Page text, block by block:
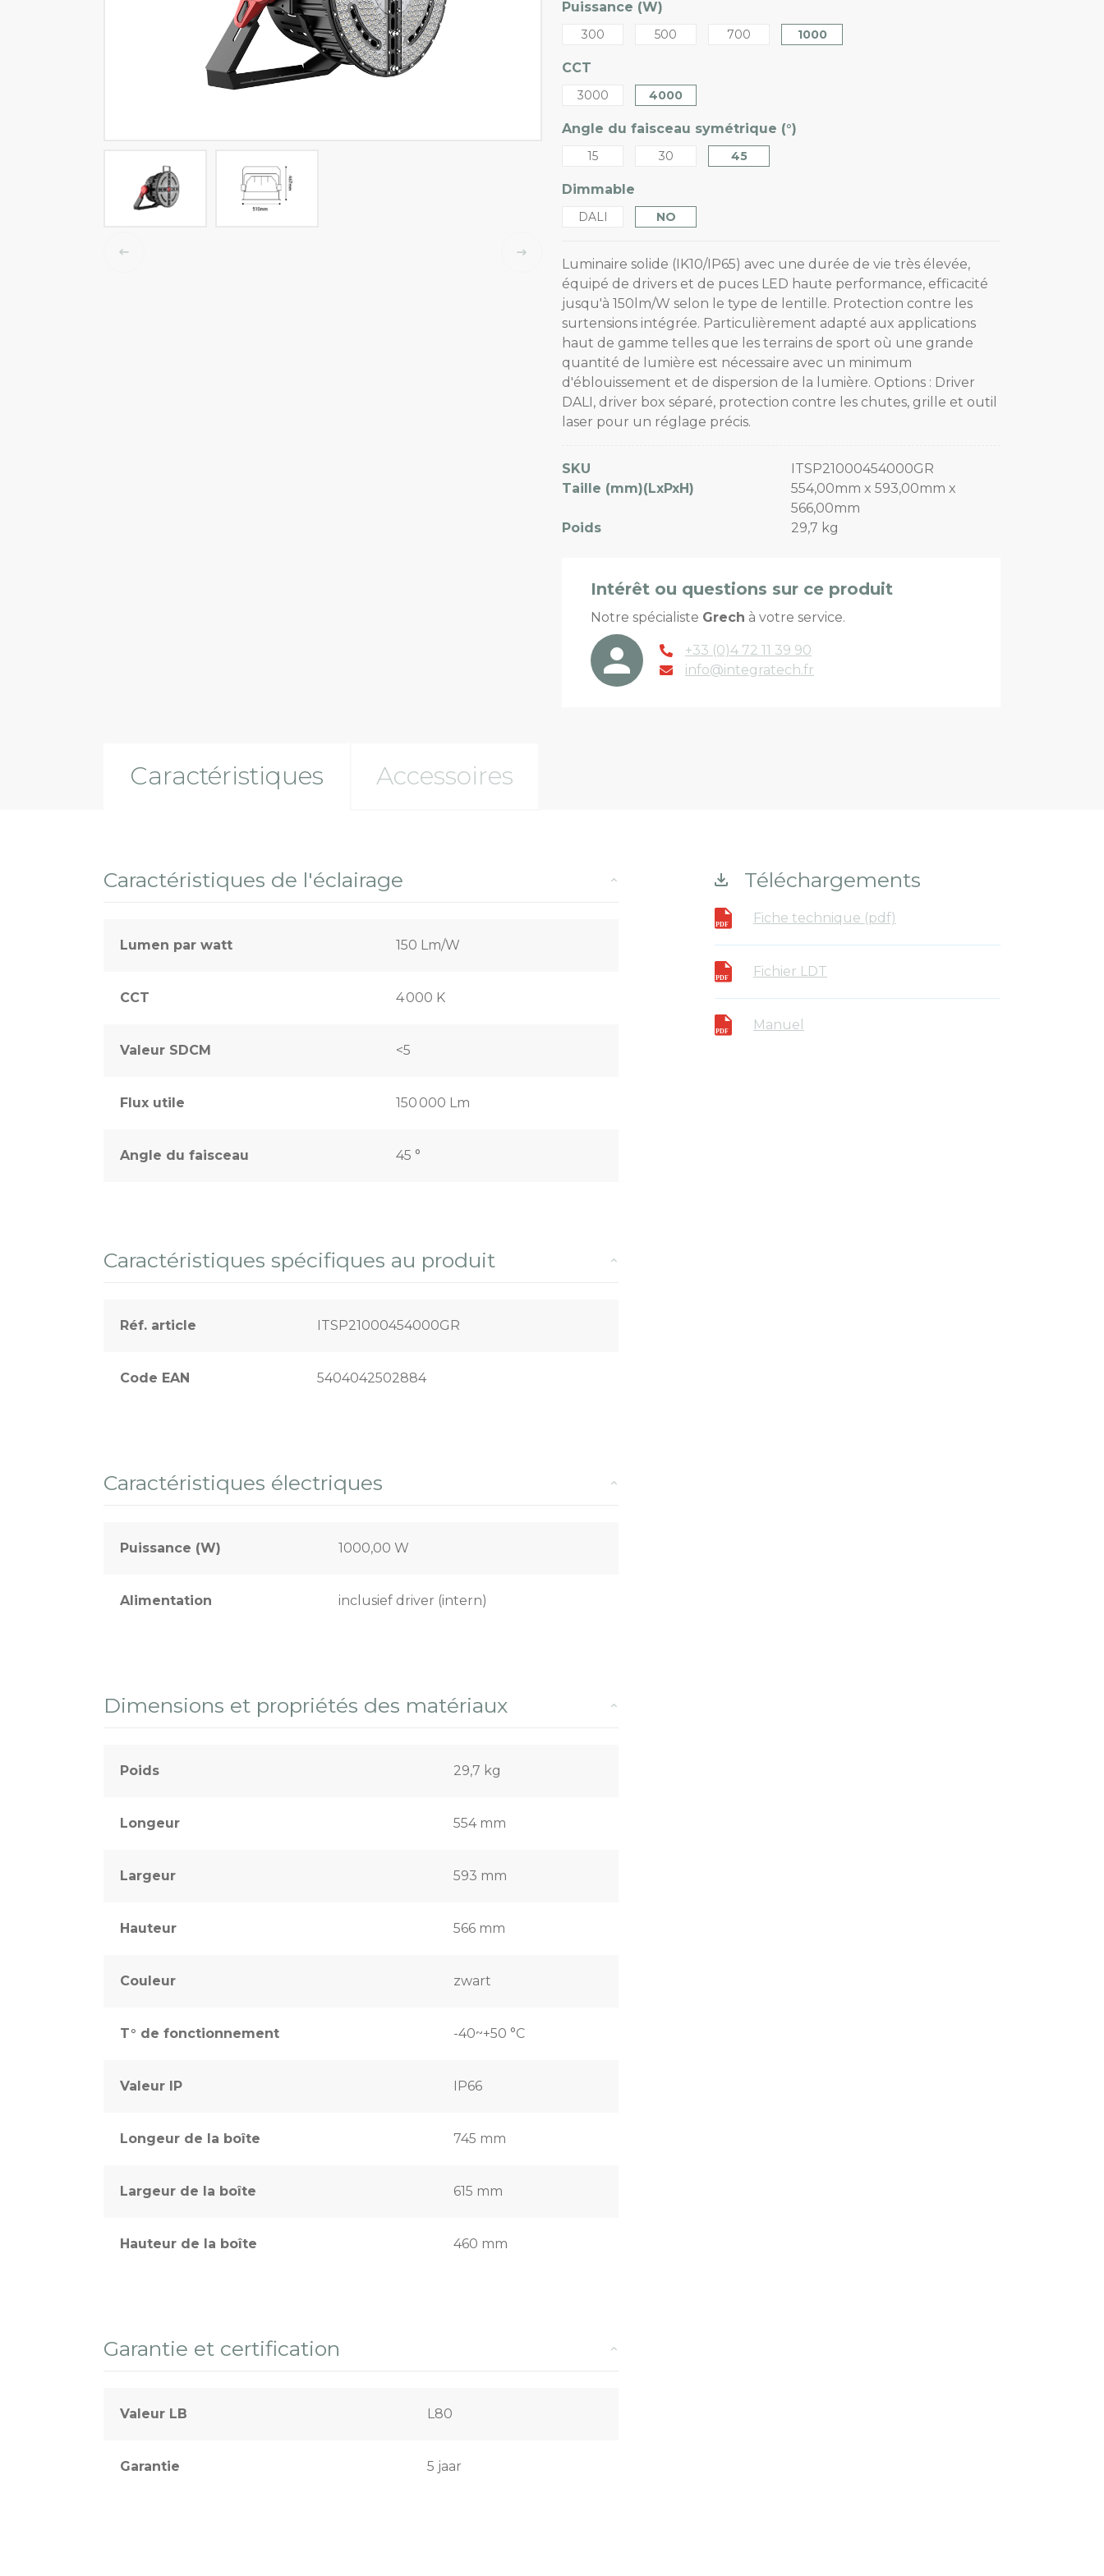
Tracklights
Smart light
Luminaire LED étanche
Éclairage plafonnier et mur
Puissance (W)
300 500 700 1000
CCT
3000 4000
Angle du faisceau symétrique (°)
15 30 45
Dimmable
DALI NO
Luminaire solide (IK10/IP65) avec une durée de vie très élevée,
équipé de drivers et de puces LED haute performance, efficacité
jusqu'à 150lm/W selon le type de lentille. Protection contre les
surtensions intégrée. Particulièrement adapté aux applications
haut de gamme telles que les terrains de sport où une grande
quantité de lumière est nécessaire avec un minimum
d'éblouissement et de dispersion de la lumière. Options : Driver
DALI, driver box séparé, protection contre les chutes, grille et outil
laser pour un réglage précis.
SKU
ITSP21000454000GR
Taille (mm)(LxPxH)
554,00mm x 593,00mm x
566,00mm
Poids
29,7 kg
Intérêt ou questions sur ce produit
Notre spécialiste Grech à votre service.
+33 (0)4 72 11 39 90
info@integratech.fr
Caractéristiques Accessoires
Caractéristiques de l'éclairage
Lumen par watt 150 Lm/W
CCT 4 000 K
Valeur SDCM <5
Flux utile 150 000 Lm
Angle du faisceau 45 °
Caractéristiques spécifiques au produit
Réf. article ITSP21000454000GR
Code EAN 5404042502884
Caractéristiques électriques
Puissance (W) 1000,00 W
Alimentation inclusief driver (intern)
Dimensions et propriétés des matériaux
Poids 29,7 kg
Longeur 554 mm
Largeur 593 mm
Hauteur 566 mm
Couleur zwart
T° de fonctionnement -40~+50 °C
Valeur IP IP66
Longeur de la boîte 745 mm
Largeur de la boîte 615 mm
Hauteur de la boîte 460 mm
Garantie et certification
Valeur LB L80
Garantie 5 jaar
Téléchargements
Fiche technique (pdf)
Fichier LDT
Manuel